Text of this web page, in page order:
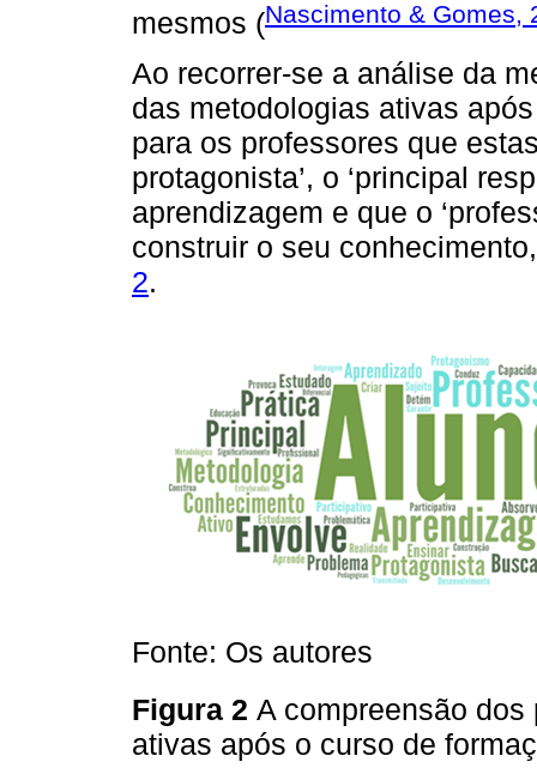
mesmos (Nascimento & Gomes,
Ao recorrer-se a análise da
das metodologias ativas
para os professores que
protagonista’, o ‘principal
aprendizagem e que o
construir o seu
2.
Fonte: Os autores
Figura 2 A compreensão
ativas após o curso de